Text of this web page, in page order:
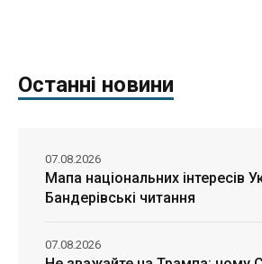
Останні новини
Мапа національних інтересів
Бандерівські читання
07.08.2026
07.08.2026